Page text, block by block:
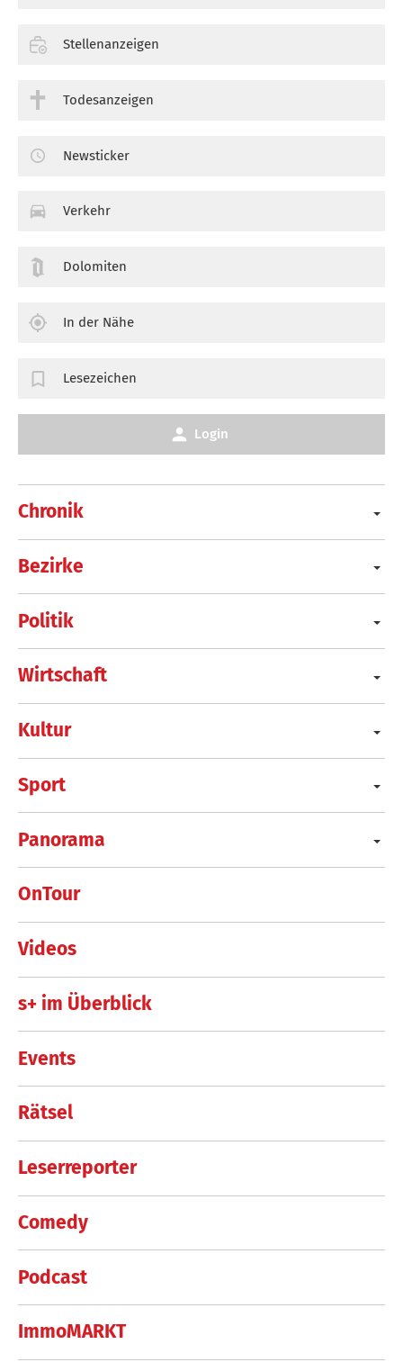
Chronik
Bezirke
Politik
Wirtschaft
Kultur
Sport
Panorama
OnTour
Videos
s+ im Überblick
Events
Rätsel
Leserreporter
Comedy
Podcast
ImmoMARKT
Stellenanzeigen
Todesanzeigen
Newsticker
Verkehr
Dolomiten
In der Nähe
Lesezeichen
Login